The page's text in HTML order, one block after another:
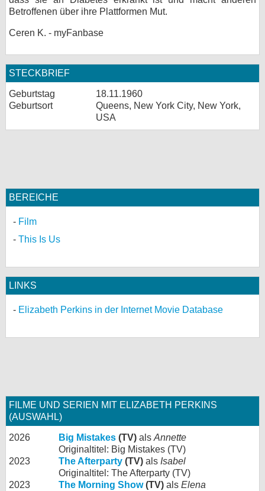
Betroffenen über ihre Plattformen Mut.
Ceren K. - myFanbase
STECKBRIEF
Geburtstag
18.11.1960
Geburtsort
Queens, New York City, New York,
USA
BEREICHE
Film
This Is Us
LINKS
Elizabeth Perkins in der Internet Movie Database
FILME UND SERIEN MIT ELIZABETH PERKINS
(AUSWAHL)
2026 Big Mistakes (TV) als Annette
Originaltitel: Big Mistakes (TV)
2023
The Afterparty (TV) als Isabel
Originaltitel: The Afterparty (TV)
2023
The Morning Show(TV) als Elena